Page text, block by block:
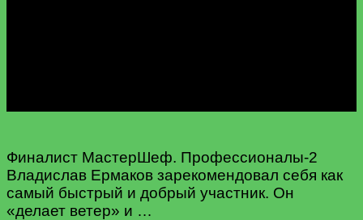
Финалист МастерШеф. Профессионалы-2
Владислав Ермаков зарекомендовал себя как
самый быстрый и добрый участник. Он
«делает ветер» и …